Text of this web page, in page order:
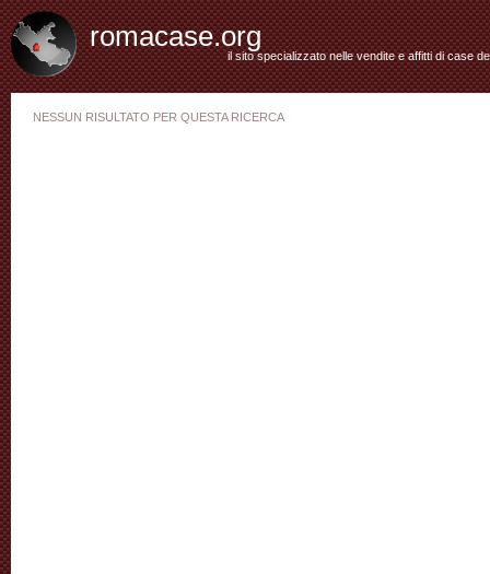
romacase.org
il sito specializzato nelle vendite e affitti di case
NESSUN RISULTATO PER QUESTA RICERCA